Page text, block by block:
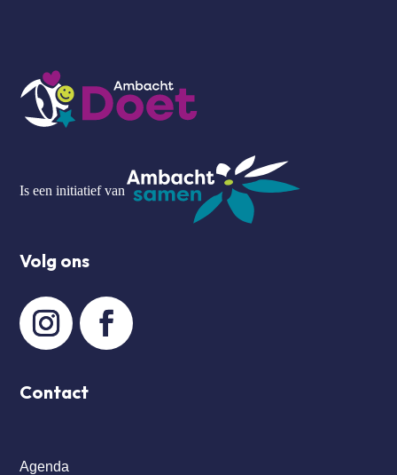
Is een initiatief van
Volg ons
Contact
Agenda